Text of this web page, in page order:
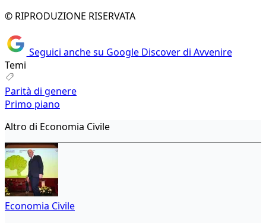
© RIPRODUZIONE RISERVATA
Seguici anche su Google Discover di Avvenire
Temi
Parità di genere
Primo piano
Altro di Economia Civile
Economia Civile